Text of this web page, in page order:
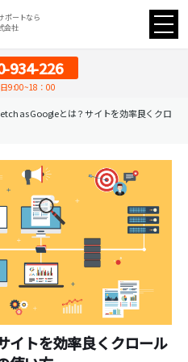
ポートなら
会社
934-226
9:00~18：00
as Googleとは？サイトを効率良くクロ
イトを効率良くクロール